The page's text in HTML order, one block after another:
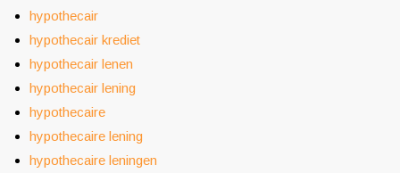
hypothecair
hypothecair krediet
hypothecair lenen
hypothecair lening
hypothecaire
hypothecaire lening
hypothecaire leningen